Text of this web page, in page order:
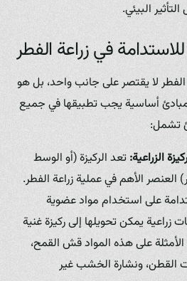
البيئي.
في زراعة الفطر
لا يقتصر على جانب واحد، بل هو
أساسية يجب تطبيقها في جميع
تشمل:
الزراعية:تعد الركيزة (أو الوسط
العنصر الأهم في عملية زراعة الفطر.
على استخدام مواد عضوية
زراعية يمكن تحويلها إلى ركيزة غنية
على هذه المواد قش القمح،
القطن، ونشارة الخشب غير